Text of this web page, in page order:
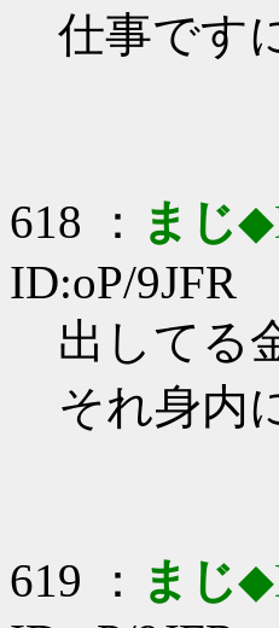
仕事です
618 ： まじ
ID:oP/9JFR
出してる
それ身内
619 ： まじ